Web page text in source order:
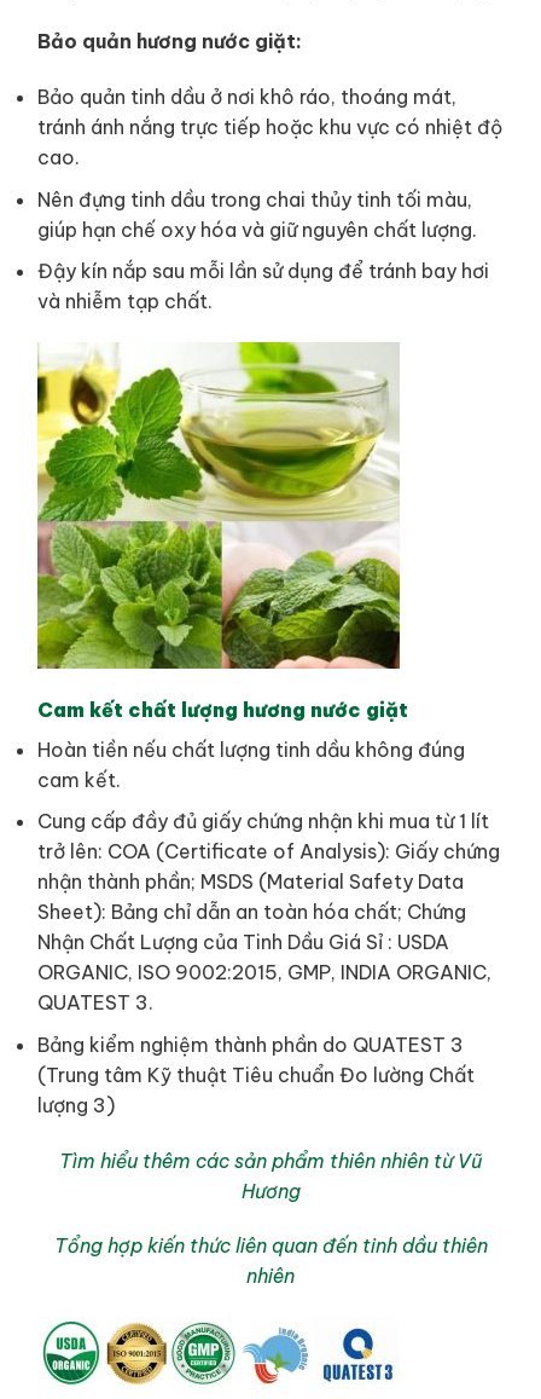
Bảo quản hương nước giặt:
Bảo quản tinh dầu ở nơi khô ráo, thoáng mát,
tránh ánh nắng trực tiếp hoặc khu vực có nhiệt độ
cao.
Nên đựng tinh dầu trong chai thủy tinh tối màu,
giúp hạn chế oxy hóa và giữ nguyên chất lượng.
Đậy kín nắp sau mỗi lần sử dụng để tránh bay hơi
và nhiễm tạp chất.
Cam kết chất lượng hương nước giặt
Hoàn tiền nếu chất lượng tinh dầu không đúng
cam kết.
Cung cấp đầy đủ giấy chứng nhận khi mua từ 1 lít
trở lên: COA (Certificate of Analysis): Giấy chứng
nhận thành phần; MSDS (Material Safety Data
Sheet): Bảng chỉ dẫn an toàn hóa chất; Chứng
Nhận Chất Lượng của Tinh Dầu Giá Sỉ : USDA
ORGANIC, ISO 9002:2015, GMP, INDIA ORGANIC,
QUATEST 3.
Bảng kiểm nghiệm thành phần do QUATEST 3
(Trung tâm Kỹ thuật Tiêu chuẩn Đo lường Chất
lượng 3)
Tìm hiểu thêm các sản phẩm thiên nhiên từ Vũ
Hương
Tổng hợp kiến thức liên quan đến tinh dầu thiên
nhiên